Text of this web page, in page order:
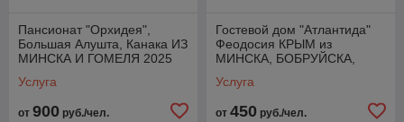
Пансионат "Орхидея",
Большая Алушта, Канака ИЗ
МИНСКА И ГОМЕЛЯ 2025
Услуга
от 900 руб./чел.
Гостевой дом "Атлантида"
Феодосия КРЫМ из
МИНСКА, БОБРУЙСКА,
Услуга
от 450 руб./чел.